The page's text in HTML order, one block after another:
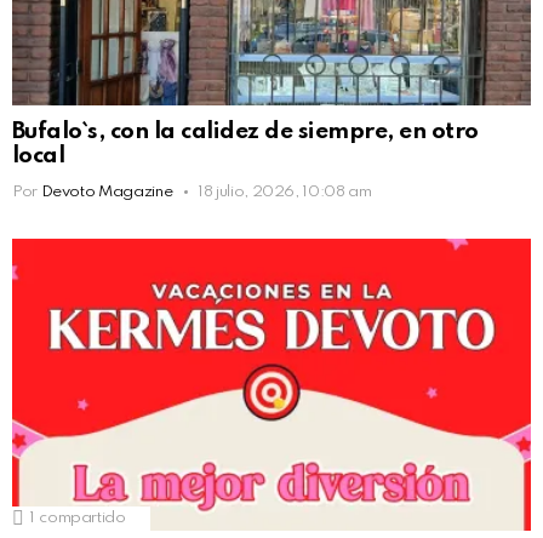
Bufalo`s, con la calidez de siempre, en otro
local
Por Devoto Magazine 18 julio, 2026, 10:08 am
1 compartido